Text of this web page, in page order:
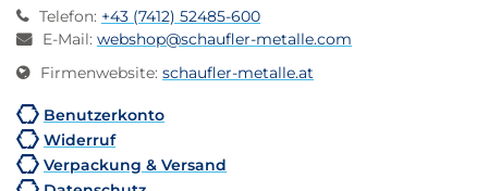
Telefon: +43 (7412) 52485-600
E-Mail: webshop@schaufler-metalle.com
Firmenwebsite: schaufler-metalle.at
Benutzerkonto
Widerruf
Verpackung & Versand